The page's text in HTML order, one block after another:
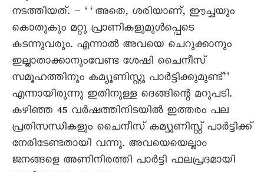
നടത്തിയത്. – ‘‘അതെ, ശരിയാണ്, ഈച്ചയും
കൊതുകും മറ്റു പ്രാണികളുമുൾപ്പെടെ
കടന്നുവരും. എന്നാൽ അവയെ ചെറുക്കാനും
ഇല്ലാതാക്കാനുംവേണ്ട ശേഷി ചെെനീസ്
സമൂഹത്തിനും കമ്യൂണിസ്റ്റു പാർട്ടിക്കുമുണ്ട്’’
എന്നായിരുന്നു ഇതിനുള്ള ദെങ്ങിന്റെ മറുപടി.
കഴിഞ്ഞ 45 വർഷത്തിനിടയിൽ ഇത്തരം പല
പ്രതിസന്ധികളും ചെെനീസ് കമ്യൂണിസ്റ്റ് പാർട്ടിക്ക്
നേരിടേണ്ടതായി വന്നു. അവയെയെല്ലാം
ജനങ്ങളെ അണിനിരത്തി പാർട്ടി ഫലപ്രദമായി